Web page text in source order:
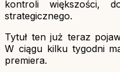
kontroli większości,
strategicznego.
Tytuł ten już teraz
W ciągu kilku tygodni
premiera.